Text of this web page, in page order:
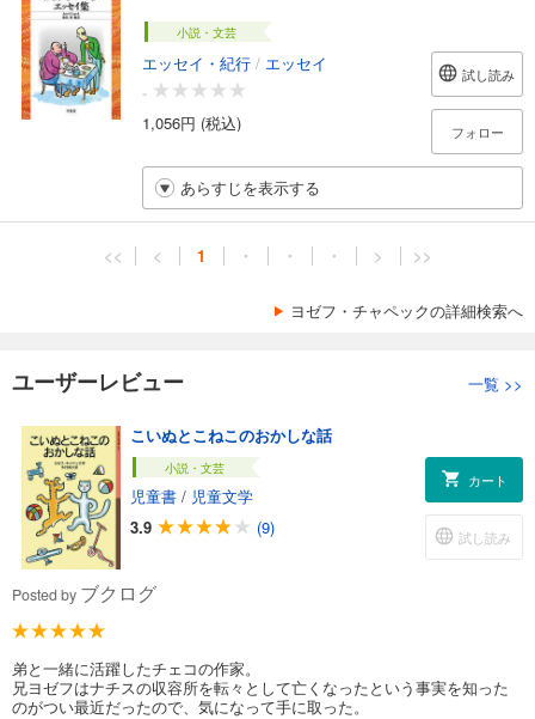
小説・文芸
エッセイ・紀行 / エッセイ
-
1,056円 (税込)
試し読み
フォロー
あらすじを表示する
<< < 1 ・ ・ ・ > >>
ヨゼフ・チャペックの詳細検索へ
ユーザーレビュー 一覧 >>
こいぬとこねこのおかしな話
小説・文芸
児童書 / 児童文学
3.9
(9)
カート
試し読み
Posted by ブクログ
弟と一緒に活躍したチェコの作家。
兄ヨゼフはナチスの収容所を転々として亡くなったという事実を知った
のがつい最近だったので、気になって手に取った。